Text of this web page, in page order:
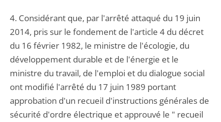
4. Considérant que, par l'arrêté attaqué du 19 juin
2014, pris sur le fondement de l'article 4 du décret
du 16 février 1982, le ministre de l'écologie, du
développement durable et de l'énergie et le
ministre du travail, de l'emploi et du dialogue social
ont modifié l'arrêté du 17 juin 1989 portant
approbation d'un recueil d'instructions générales de
sécurité d'ordre électrique et approuvé le " recueil